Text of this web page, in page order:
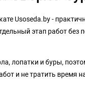
Usoseda.by -
этап работ без
лопатки и буры,
и не тратить время